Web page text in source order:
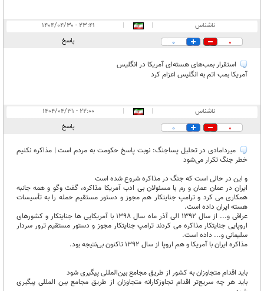
ناشناس |
|
۲۳:۴۱ - ۱۴۰۴/۰۴/۳۰
0
0 پاسخ
استقرار بمب‌های هسته‌ای آمریکا در انگلیس
آمریکا بمب اتم به انگلیس اعزام کرد
ناشناس |
|
۲۲:۰۰ - ۱۴۰۴/۰۴/۳۱
0
0 پاسخ
میردامادی در تحلیل پساجنگ: نوبت پاسخ حکومت به مردم است | مذاکره نکنیم
خطر جنگ تکرار می‌شود
و این در حالی است که جنگ در مذاکره شروع شده است
ایران در عمان عمان و رم با مسئولان بی ادب آمریکا مذاکره، گفت وگو و همه جانبه
همکاری می کرد و ترامپ جنایتکار هم مجوز و دستور مستقیم حمله را به تأسیسات
هسته ایران داده است.
عراقی و... از سال 1392 الی آذر ماه سال 1398 با آمریکایی ها جنایتکار و کشورهای
اروپایی جنایتکار مذاکره می کردند ترامپ جنایتکار مجوز و دستور مستقیم ترور سردار
سلیمانی و... داده است.
مذاکره ایران با آمریکا و هم اروپا از سال 1392 تاکنون بی‌نتیجه بود.
باید اقدام متجاوزان به کشور از طریق مجامع بین‌المللی پیگیری شود
باید هر چه سریع‌تر اقدام تجاوزکارانه متجاوزان از طریق مجامع بین المللی پیگیری